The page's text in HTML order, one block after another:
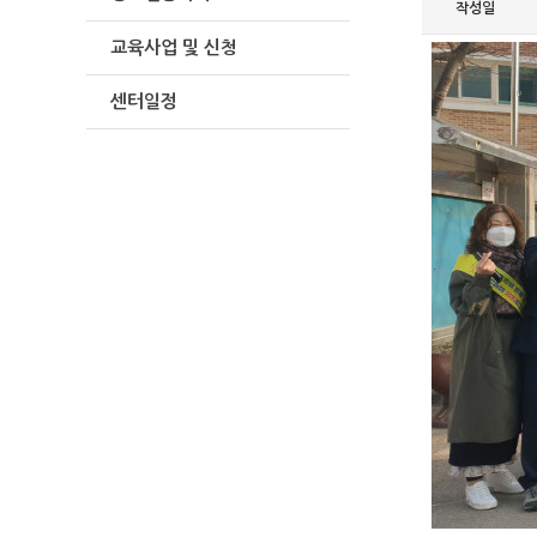
교육사업 및 신청
센터일정
작성일